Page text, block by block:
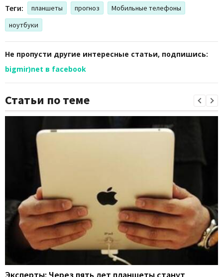
Теги: планшеты прогноз
Мобильные телефоны
ноутбуки
Не пропусти другие интересные статьи, подпишись:
bigmir)net в facebook
Статьи по теме